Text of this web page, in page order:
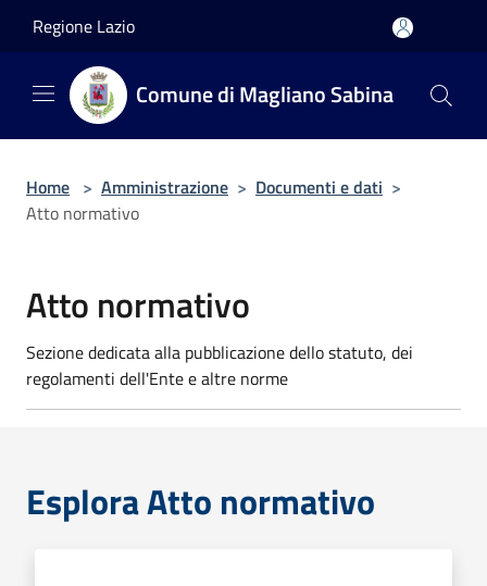
Regione Lazio
Comune di Magliano Sabina
Home > Amministrazione > Documenti e dati >
Atto normativo
Atto normativo
Sezione dedicata alla pubblicazione dello statuto, dei
regolamenti dell'Ente e altre norme
Esplora Atto normativo